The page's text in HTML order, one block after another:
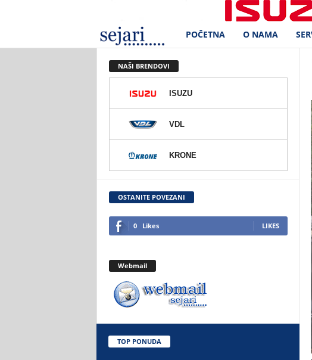
e
r
d
.
o
.
POČETNA O NAMA
NAŠI BRENDOVI
ISUZU
VDL
KRONE
OSTANITE POVEZANI
0 Likes LIKES
Webmail
TOP PONUDA